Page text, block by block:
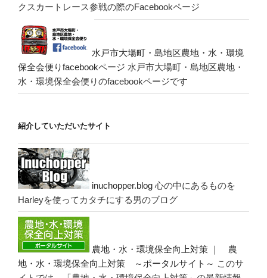
クスカートレース参戦の際のFacebookページ
水戸市大場町・島地区農地・水・環境
保全会便りfacebookページ 水戸市大場町・島地区農地・
水・環境保全会便りのfacebookページです
紹介していただいたサイト
inuchopper.blog 心の中にあるものを
Harleyを使ってカタチにする男のブログ
農地・水・環境保全向上対策 ｜ 農
地・水・環境保全向上対策 ～ポータルサイト～ このサ